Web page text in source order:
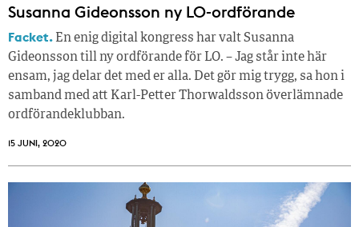
Susanna Gideonsson ny LO-ordförande
Facket. En enig digital kongress har valt Susanna
Gideonsson till ny ordförande för LO. – Jag står inte här
ensam, jag delar det med er alla. Det gör mig trygg, sa hon i
samband med att Karl-Petter Thorwaldsson överlämnade
ordförandeklubban.
15 JUNI, 2020